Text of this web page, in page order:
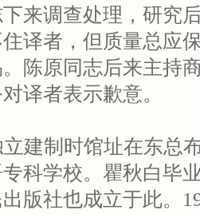
来调查处理，研究
译者，但质量总应
陈原同志后来主持
译者表示歉意。
建制时馆址在东总
科学校。瞿秋白毕
版社也成立于此。